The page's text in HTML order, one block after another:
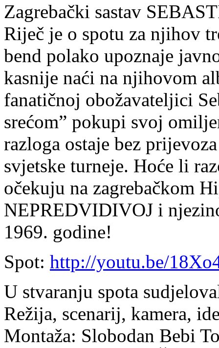
Zagrebački sastav
Riječ je o spotu za njihov
bend polako upoznaje
kasnije naći na njihovom
fanatičnoj obožavateljici
srećom” pokupi svoj
razloga ostaje bez
svjetske turneje. Hoće li
očekuju na zagrebačkom
NEPREDVIDIVOJ i
1969. godine!
Spot: http://youtu.be/
U stvaranju spota
Režija, scenarij, kamera,
Montaža: Slobodan Bebi